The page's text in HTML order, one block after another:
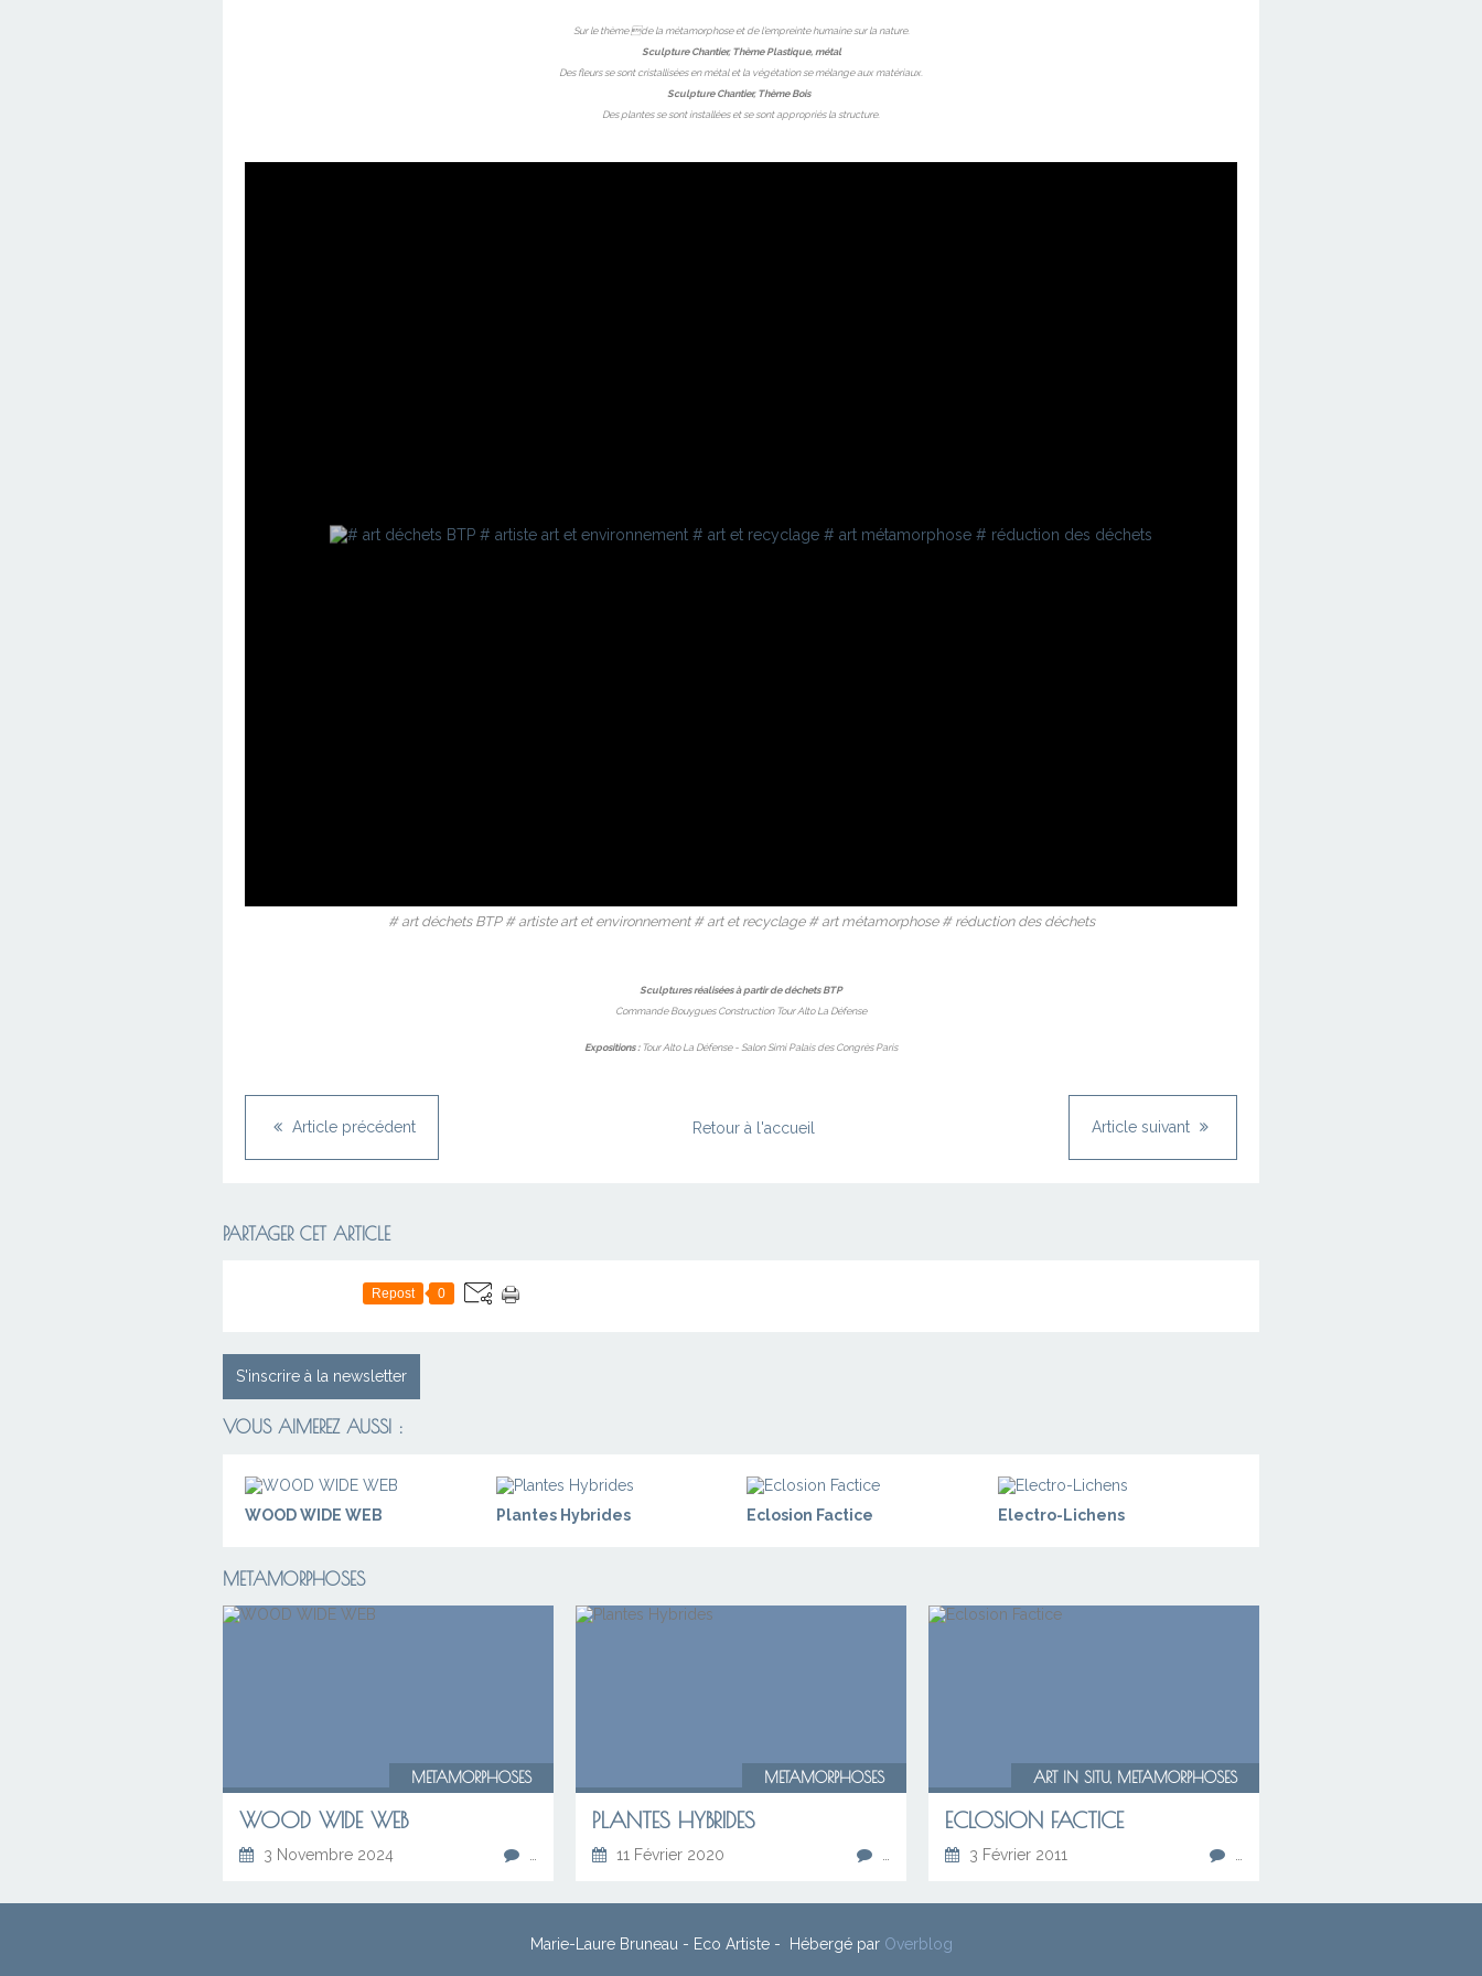
Sur le thème de la métamorphose et de l’empreinte humaine sur la nature.
Sculpture Chantier, Thème Plastique, métal
Des fleurs se sont cristallisées en métal et la végétation se mélange aux matériaux.
Sculpture Chantier, Thème Bois
Des plantes se sont installées et se sont appropriés la structure.
# art déchets BTP # artiste art et environnement # art et recyclage # art métamorphose # réduction des déchets
Sculptures réalisées à partir de déchets BTP
Commande Bouygues Construction Tour Alto La Défense
Expositions : Tour Alto La Défense - Salon Simi Palais des Congrès Paris
Article précédent Article suivant
Retour à l'accueil
PARTAGER CET ARTICLE
Repost 0
S'inscrire à la newsletter
VOUS AIMEREZ AUSSI :
WOOD WIDE WEB Plantes Hybrides Eclosion Factice Electro-Lichens
METAMORPHOSES
METAMORPHOSES
WOOD WIDE WEB
3 Novembre 2024
METAMORPHOSES
PLANTES HYBRIDES
11 Février 2020
ART IN SITU, METAMORPHOSES
ECLOSION FACTICE
3 Février 2011
Marie-Laure Bruneau - Eco Artiste - Hébergé par Overblog